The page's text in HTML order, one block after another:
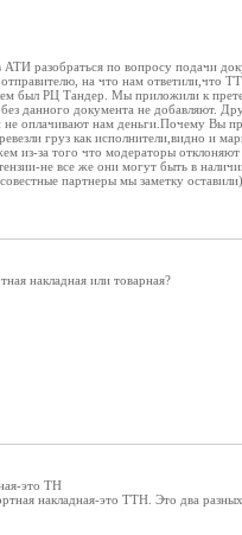
разобраться по вопросу подачи
на что нам ответили,что
был РЦ Тандер. Мы приложили к
данного документа не добавляют.
не оплачивают нам деньги.Почему Вы
груз как исполнители,видно и
из-за того что модераторы
не все же они могут быть в
партнеры мы заметку оставили)
накладная или товарная?
это ТН
накладная-это ТТН. Это два